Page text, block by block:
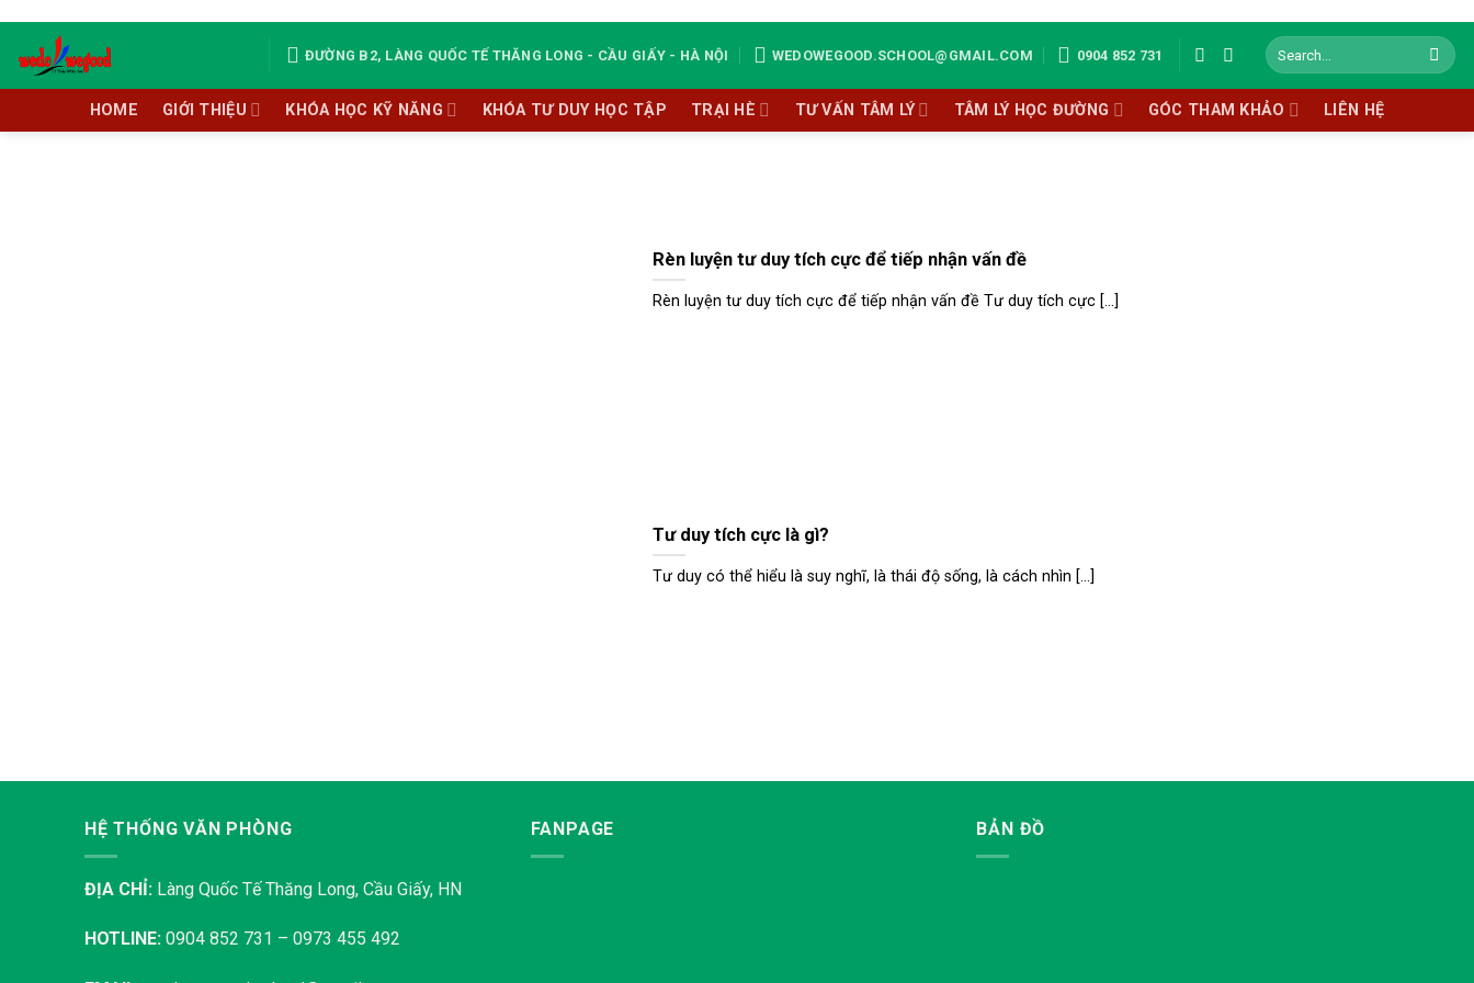
content
ĐƯỜNG B2, LÀNG QUỐC TẾ THĂNG LONG - CẦU GIẤY - HÀ NỘI WEDOWEGOOD.SCHOOL@GMAIL.COM 0904 852 731
HOME GIỚI THIỆU KHÓA HỌC KỸ NĂNG KHÓA TƯ DUY HỌC TẬP TRẠI HÈ TƯ VẤN TÂM LÝ TÂM LÝ HỌC ĐƯỜNG GÓC THAM KHẢO LIÊN HỆ
Rèn luyện tư duy tích cực để tiếp nhận vấn đề
Rèn luyện tư duy tích cực để tiếp nhận vấn đề Tư duy tích cực [...]
Tư duy tích cực là gì?
Tư duy có thể hiểu là suy nghĩ, là thái độ sống, là cách nhìn [...]
HỆ THỐNG VĂN PHÒNG
ĐỊA CHỈ: Làng Quốc Tế Thăng Long, Cầu Giấy, HN
HOTLINE: 0904 852 731 – 0973 455 492
FANPAGE BẢN ĐỒ